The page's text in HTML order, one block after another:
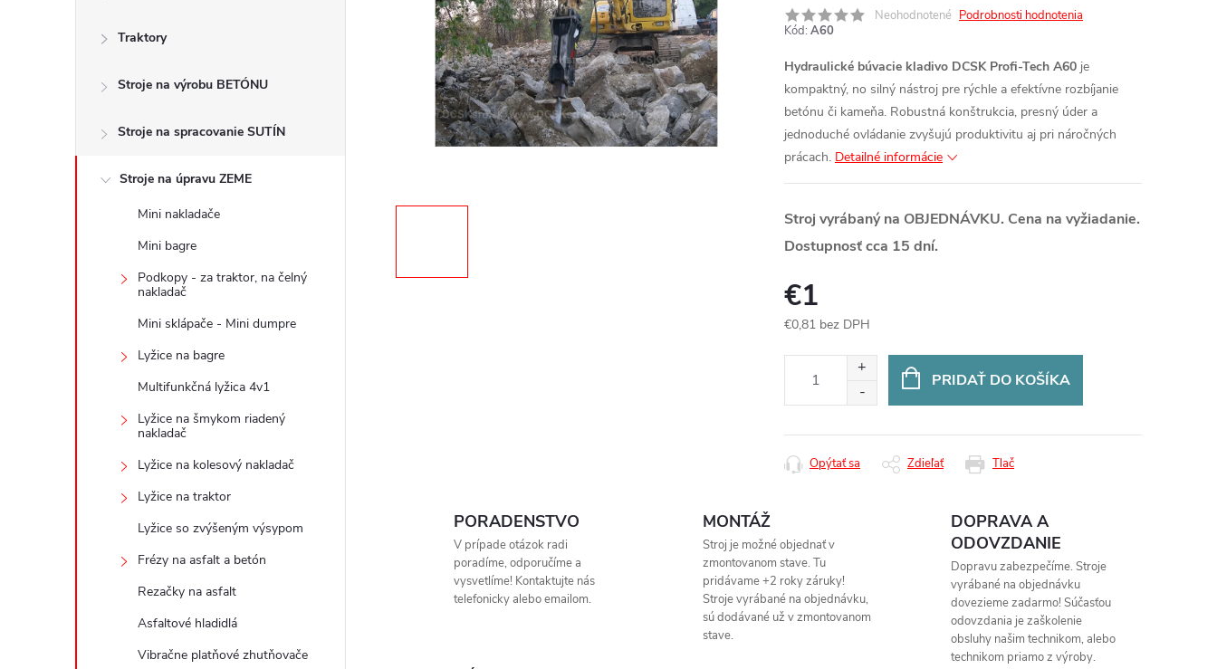
p
Traktory
Stroje na výrobu BETÓNU
Stroje na spracovanie SUTÍN
Stroje na úpravu ZEME
Mini nakladače
Mini bagre
Podkopy - za traktor, na čelný
nakladač
Mini sklápače - Mini dumpre
Lyžice na bagre
Multifunkčná lyžica 4v1
Lyžice na šmykom riadený
nakladač
Lyžice na kolesový nakladač
Lyžice na traktor
Lyžice so zvýšeným výsypom
Frézy na asfalt a betón
Rezačky na asfalt
Asfaltové hladidlá
Vibračne platňové zhutňovače
Neohodnotené Podrobnosti hodnotenia
Kód: A60
Hydraulické búvacie kladivo DCSK Profi‑Tech A60 je
kompaktný, no silný nástroj pre rýchle a efektívne rozbíjanie
betónu či kameňa. Robustná konštrukcia, presný úder a
jednoduché ovládanie zvyšujú produktivitu aj pri náročných
prácach. Detailné informácie
Stroj vyrábaný na OBJEDNÁVKU. Cena na vyžiadanie.
Dostupnosť cca 15 dní.
€1
€0,81 bez DPH
PRIDAŤ DO KOŠÍKA
Tlač
Opýtať sa Zdieľať
PORADENSTVO
V prípade otázok radi
poradíme, odporučíme a
vysvetlíme! Kontaktujte nás
telefonicky alebo emailom.
MONTÁŽ
Stroj je možné objednať v
zmontovanom stave. Tu
pridávame +2 roky záruky!
Stroje vyrábané na objednávku,
sú dodávané už v zmontovanom
stave.
DOPRAVA A
ODOVZDANIE
Dopravu zabezpečíme. Stroje
vyrábané na objednávku
dovezieme zadarmo! Súčasťou
odovzdania je zaškolenie
obsluhy našim technikom, alebo
technikom priamo z výroby.